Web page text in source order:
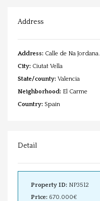
Address
Address: Calle de Na Jordana.
City: Ciutat Vella
State/county: Valencia
Neighborhood: El Carme
Country: Spain
Detail
Property ID: NP3512
Price: 670.000€